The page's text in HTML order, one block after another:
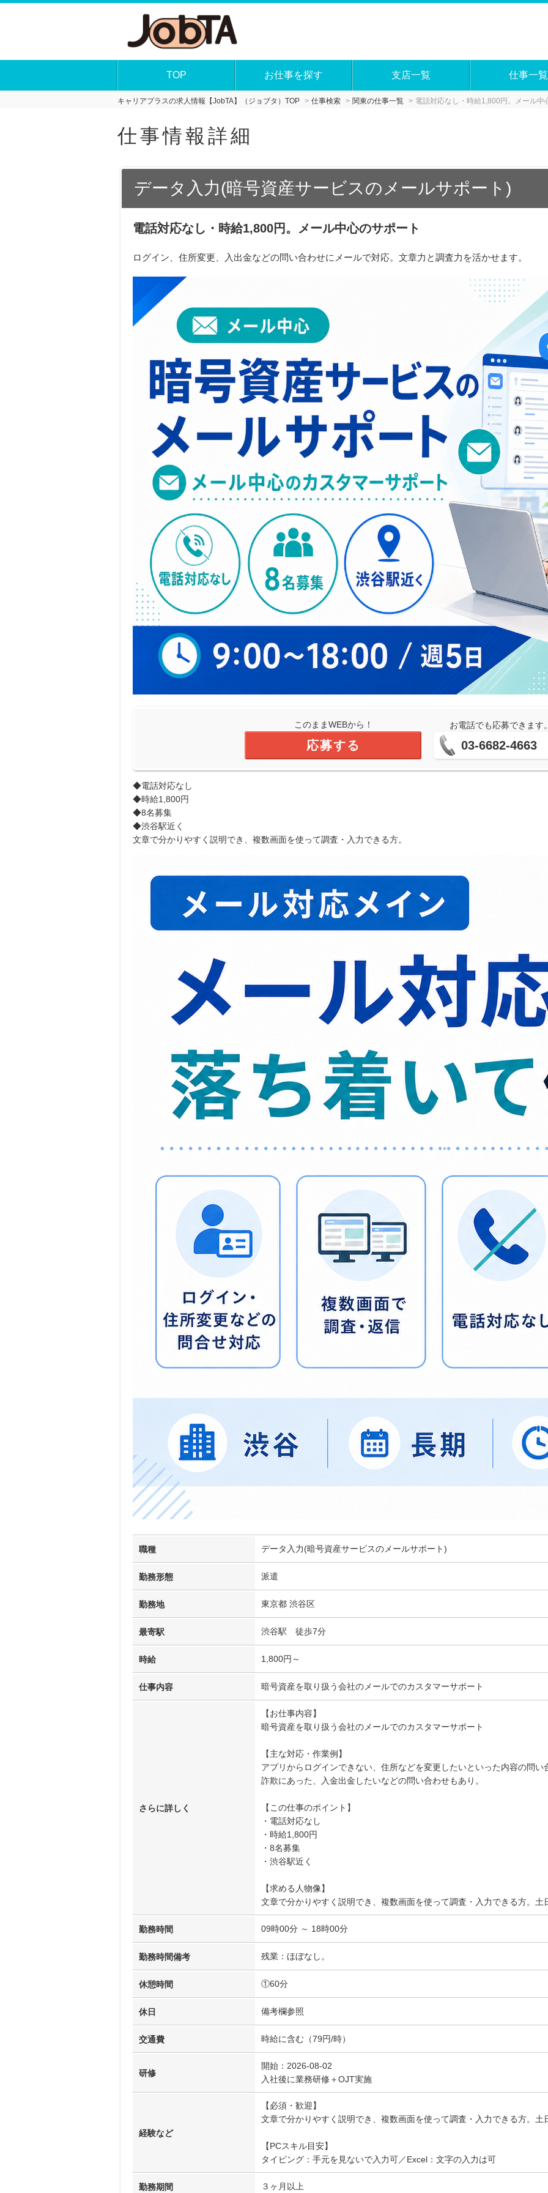
TOP お仕事を探す 支店一覧 仕事一覧
キャリアプラスの求人情報【JobTA】（ジョブタ）TOP 仕事検索 関東の仕事一覧 電話対応なし・時給1,800円。メール中
仕事情報詳細
データ入力(暗号資産サービスのメールサポート)
電話対応なし・時給1,800円。メール中心のサポート
ログイン、住所変更、入出金などの問い合わせにメールで対応。文章力と調査力を活かせます。
このままWEBから！
応募する
お電話でも応募できます
03-6682-4663
◆電話対応なし
◆時給1,800円
◆8名募集
◆渋谷駅近く
文章で分かりやすく説明でき、複数画面を使って調査・入力できる方。
職種 データ入力(暗号資産サービスのメールサポート)
勤務形態 派遣
勤務地 東京都 渋谷区
最寄駅 渋谷駅 徒歩7分
時給 1,800円～
仕事内容 暗号資産を取り扱う会社のメールでのカスタマーサポート
さらに詳しく
【お仕事内容】
暗号資産を取り扱う会社のメールでのカスタマーサポート
【主な対応・作業例】
アプリからログインできない、住所などを変更したいといった内容の問い
詐欺にあった、入金出金したいなどの問い合わせもあり。
【この仕事のポイント】
・電話対応なし
・時給1,800円
・8名募集
・渋谷駅近く
【求める人物像】
文章で分かりやすく説明でき、複数画面を使って調査・入力できる方。
勤務時間 09時00分 ～ 18時00分
勤務時間備考 残業：ほぼなし。
休憩時間 ①60分
休日 備考欄参照
交通費 時給に含む（79円/時）
研修
開始：2026-08-02
入社後に業務研修＋OJT実施
経験など
【必須・歓迎】
文章で分かりやすく説明でき、複数画面を使って調査・入力できる方。
【PCスキル目安】
タイピング：手元を見ないで入力可／Excel：文字の入力は可
勤務期間 ３ヶ月以上